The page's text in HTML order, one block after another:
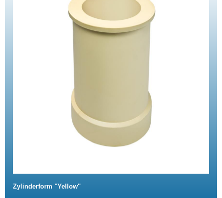
Zylinderform "Yellow"